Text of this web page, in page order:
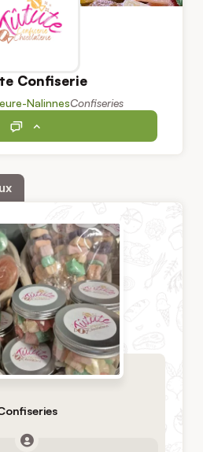
Confiserie
NalinnesConfiseries